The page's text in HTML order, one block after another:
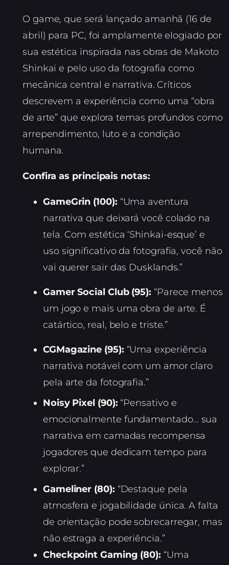
O game, que será lançado amanhã (16 de
abril) para PC, foi amplamente elogiado por
sua estética inspirada nas obras de Makoto
Shinkai e pelo uso da fotografia como
mecânica central e narrativa. Críticos
descrevem a experiência como uma “obra
de arte” que explora temas profundos como
arrependimento, luto e a condição
humana.
Confira as principais notas:
GameGrin (100): “Uma aventura
narrativa que deixará você colado na
tela. Com estética ‘Shinkai-esque’ e
uso significativo da fotografia, você não
vai querer sair das Dusklands.”
Gamer Social Club (95): “Parece menos
um jogo e mais uma obra de arte. É
catártico, real, belo e triste.”
CGMagazine (95): “Uma experiência
narrativa notável com um amor claro
pela arte da fotografia.”
Noisy Pixel (90): “Pensativo e
emocionalmente fundamentado… sua
narrativa em camadas recompensa
jogadores que dedicam tempo para
explorar.”
Gameliner (80): “Destaque pela
atmosfera e jogabilidade única. A falta
de orientação pode sobrecarregar, mas
não estraga a experiência.”
Checkpoint Gaming (80): “Uma